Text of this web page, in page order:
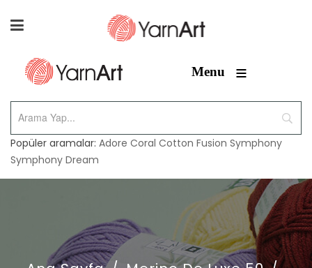
Menu ≡
Popüler aramalar: Adore Coral Cotton Fusion Symphony
Symphony Dream